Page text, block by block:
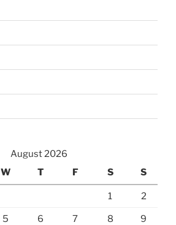
August 2026
W T F S S
1 2
5 6 7 8 9